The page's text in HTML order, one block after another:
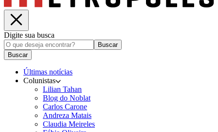
Digite sua busca
Buscar
Buscar
Últimas notícias
Colunistas
Lilian Tahan
Blog do Noblat
Carlos Carone
Andreza Matais
Claudia Meireles